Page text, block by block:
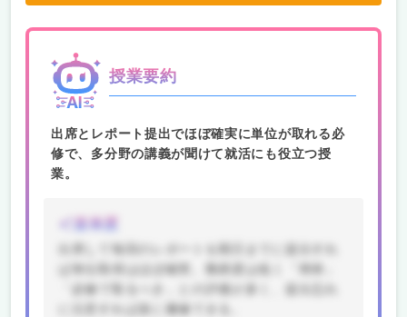
授業要約
出席とレポート提出でほぼ確実に単位が取れる必
修で、多分野の講義が聞けて就活にも役立つ授
業。
楽単度
ば単位取得はほぼ確実。難易度は低く「簡単」
「必修で取るべき」との評価が多く、提出忘れ
に注意すれば楽に履修できる。